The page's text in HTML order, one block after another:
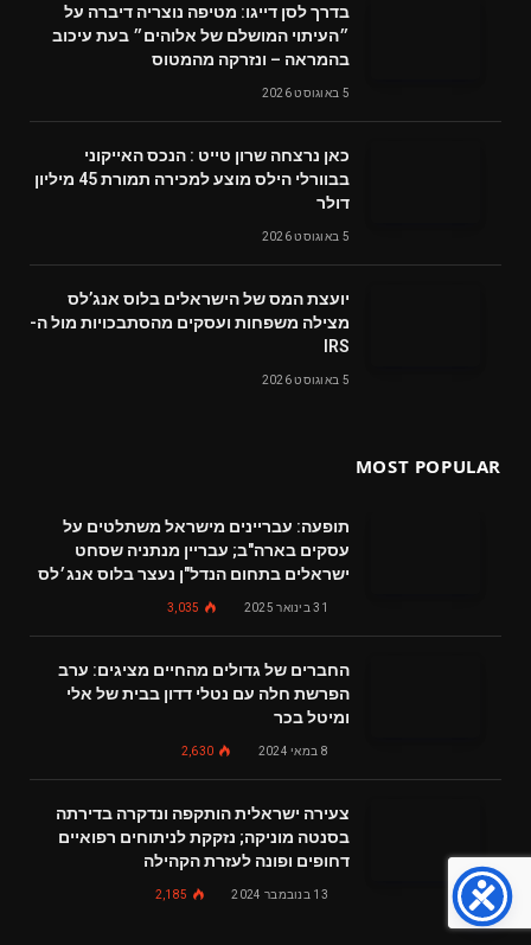
בדרך לסן דייגו: מטיפה נוצריה דיברה על
״העיתוי המושלם של אלוהים״ בעת עיכוב
בהמראה – ונזרקה מהמטוס
5 באוגוסט 2026
‬דולר
5 באוגוסט 2026
‬מצילה‭ ‬משפחות‭ ‬ועסקים‭ ‬מהסתבכויות‭ ‬מול‭ ‬ה-
IRS
5 באוגוסט 2026
MOST POPULAR
תופעה: עבריינים מישראל משתלטים על
עסקים בארה"ב; עבריין מנתניה שסחט
ישראלים בתחום הנדל"ן נעצר בלוס אנג׳לס
31 בינואר 2025 3,035
החברים של גדולים מהחיים מציגים: ערב
הפרשת חלה עם נטלי דדון בבית של אלי
ומיטל בכר
8 במאי 2024 2,630
צעירה ישראלית הותקפה ונדקרה בדירתה
בסנטה מוניקה; נזקקת לניתוחים רפואיים
דחופים ופונה לעזרת הקהילה
13 בנובמבר 2024 2,185